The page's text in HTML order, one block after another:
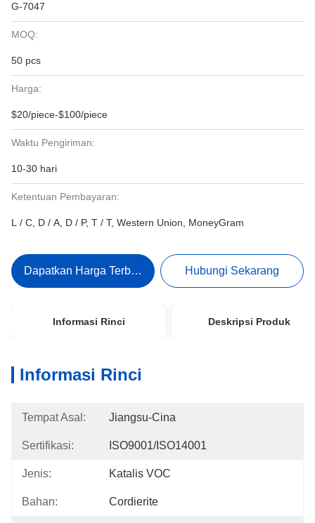
G-7047
MOQ:
50 pcs
Harga:
$20/piece-$100/piece
Waktu Pengiriman:
10-30 hari
Ketentuan Pembayaran:
L / C, D / A, D / P, T / T, Western Union, MoneyGram
Dapatkan Harga Terbaik Hubungi Sekarang
Informasi Rinci Deskripsi Produk
Informasi Rinci
Tempat Asal: Jiangsu-Cina
Sertifikasi: ISO9001/ISO14001
Jenis: Katalis VOC
Bahan: Cordierite